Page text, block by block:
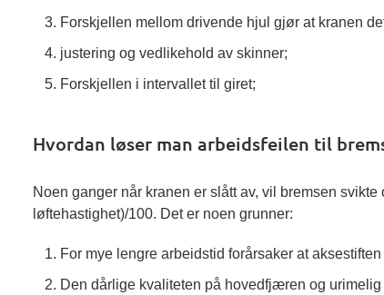
Forskjellen mellom drivende hjul gjør at kranen
justering og vedlikehold av skinner;
Forskjellen i intervallet til giret;
Hvordan løser man arbeidsfeilen til
Noen ganger når kranen er slått av, vil bremsen
løftehastighet)/100. Det er noen grunner:
For mye lengre arbeidstid forårsaker at
Den dårlige kvaliteten på hovedfjæren og